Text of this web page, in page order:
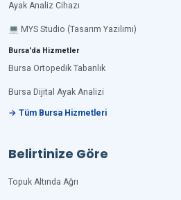
Ayak Analiz Cihazı
💻 MYS Studio (Tasarım Yazılımı)
Bursa'da Hizmetler
Bursa Ortopedik Tabanlık
Bursa Dijital Ayak Analizi
→ Tüm Bursa Hizmetleri
Belirtinize Göre
Topuk Altında Ağrı